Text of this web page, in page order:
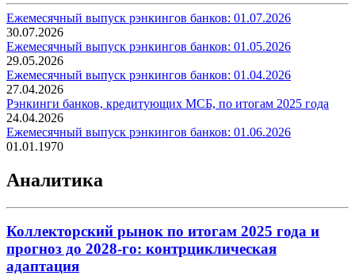
Ежемесячный выпуск рэнкингов банков: 01.07.2026
30.07.2026
Ежемесячный выпуск рэнкингов банков: 01.05.2026
29.05.2026
Ежемесячный выпуск рэнкингов банков: 01.04.2026
27.04.2026
Рэнкинги банков, кредитующих МСБ, по итогам 2025 года
24.04.2026
Ежемесячный выпуск рэнкингов банков: 01.06.2026
01.01.1970
Аналитика
Коллекторский рынок по итогам 2025 года и
прогноз до 2028-го: контрциклическая
адаптация